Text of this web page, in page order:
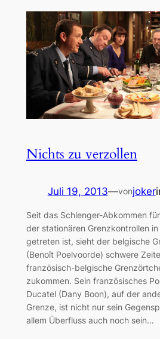
Nichts zu verzollen
Juli 19, 2013—vonjoker
Seit das Schlenger-Abkommen
der stationären Grenzkontrollen
getreten ist, sieht der belgische
(Benoît Poelvoorde) schwere
französisch-belgische
zukommen. Sein französisches
Ducatel (Dany Boon), auf der
Grenze, ist nicht nur sein
allem Überfluss auch noch sein…